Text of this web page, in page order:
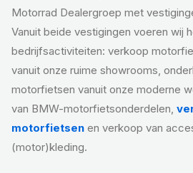
Motorrad Dealergroep met
Vanuit beide vestigingen voeren wij
bedrijfsactiviteiten: verkoop
vanuit onze ruime showrooms,
motorfietsen vanuit onze moderne
van BMW-motorfietsonderdelen,
motorfietsen en verkoop van
(motor)kleding.